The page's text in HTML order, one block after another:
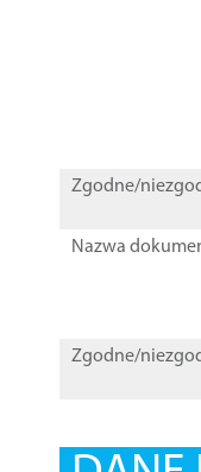
Zgodne/
Nazwa
Zgodne/